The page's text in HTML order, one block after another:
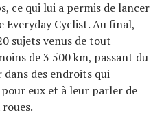
ce qui lui a permis de lancer
Cyclist. Au final,
sujets venus de tout
de 3 500 km, passant du
des endroits qui
eux et à leur parler de